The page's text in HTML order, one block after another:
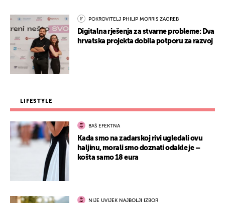
POKROVITELJ PHILIP MORRIS ZAGREB
Digitalna rješenja za stvarne probleme: Dva
hrvatska projekta dobila potporu za razvoj
LIFESTYLE
BAŠ EFEKTNA
Kada smo na zadarskoj rivi ugledali ovu
haljinu, morali smo doznati odakle je –
košta samo 18 eura
NIJE UVIJEK NAJBOLJI IZBOR